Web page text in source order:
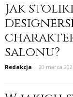
Jak
salonu?
Redakcja - 20 marca